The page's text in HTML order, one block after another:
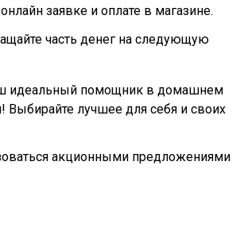
заявке и оплате в магазине.
часть денег на следующую
идеальный помощник в домашнем
Выбирайте лучшее для себя и своих
акционными предложениями